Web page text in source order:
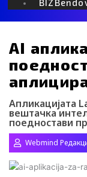
AI
Апликацијата
вештачка
поедностави
Webmind